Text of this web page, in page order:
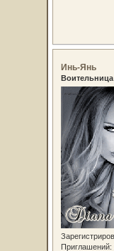
Инь-Янь
Воительница
Приглашений: